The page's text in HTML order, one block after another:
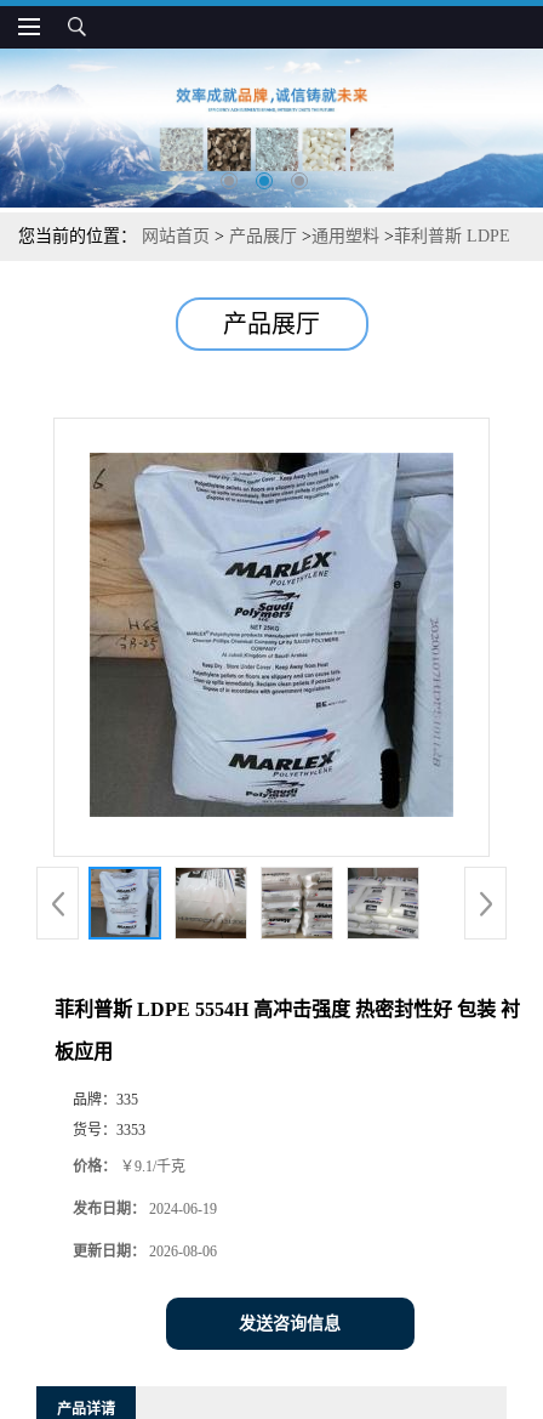
您当前的位置： 网站首页 > 产品展厅 >通用塑料 >菲利普斯 LDPE
产品展厅
菲利普斯 LDPE 5554H 高冲击强度 热密封性好 包装 衬
板应用
品牌： 335
货号： 3353
价格： ￥9.1/千克
发布日期： 2024-06-19
更新日期： 2026-08-06
发送咨询信息
产品详请